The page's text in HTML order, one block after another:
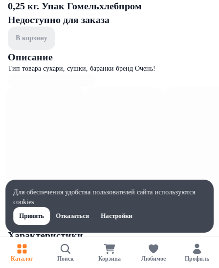
0,25 кг. Упак Гомельхлебпром
Недоступно для заказа
В корзину
Описание
Тип товара сухари, сушки, баранки бренд Очень!
Характеристики
Ширина, мм
200
Каталог Поиск Корзина Любимое Профиль
Для обеспечения удобства пользователей сайта используются
cookies
Принять
Отказаться Настройки